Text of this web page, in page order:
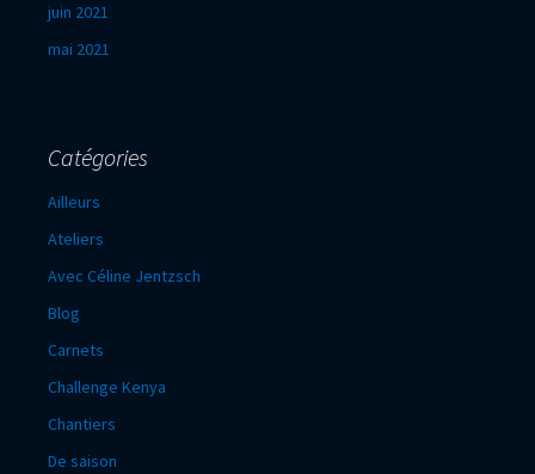
juin 2021
mai 2021
Catégories
Ailleurs
Ateliers
Avec Céline Jentzsch
Blog
Carnets
Challenge Kenya
Chantiers
De saison